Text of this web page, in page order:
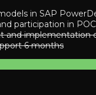
in SAP
participation in
and implementation
6 months